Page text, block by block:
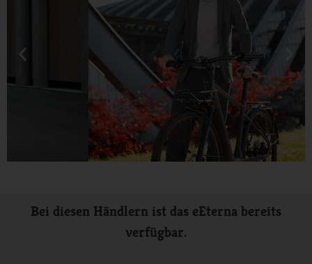
Bei diesen Händlern ist das eEterna bereits
verfügbar.